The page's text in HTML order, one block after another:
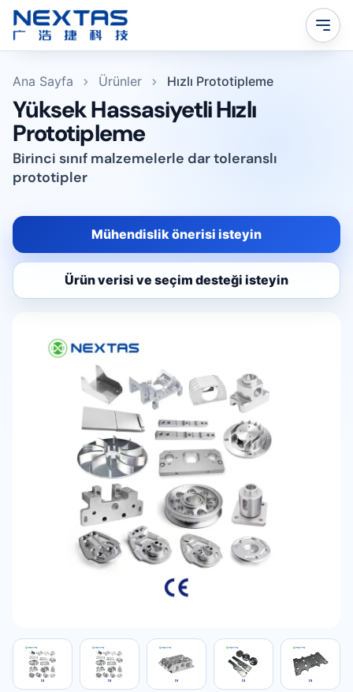
Ana Sayfa Ürünler Hızlı Prototipleme
Yüksek Hassasiyetli Hızlı
Prototipleme
Birinci sınıf malzemelerle dar toleranslı
prototipler
Mühendislik önerisi isteyin
Ürün verisi ve seçim desteği isteyin